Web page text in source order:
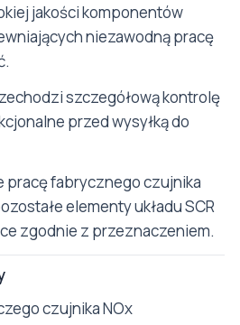
jakości komponentów
niezawodną pracę
szczegółową kontrolę
przed wysyłką do
pracę fabrycznego czujnika
elementy układu SCR
zgodnie z przeznaczeniem.
czujnika NOx